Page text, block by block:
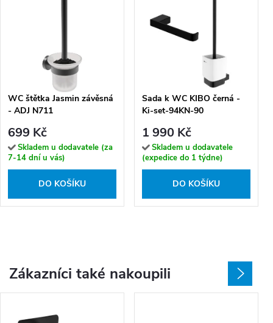
WC štětka Jasmin závěsná
- ADJ N711
699 Kč
Skladem u dodavatele (za
7-14 dní u vás)
DO KOŠÍKU
Sada k WC KIBO černá -
Ki-set-94KN-90
1 990 Kč
Skladem u dodavatele
(expedice do 1 týdne)
DO KOŠÍKU
Zákazníci také nakoupili